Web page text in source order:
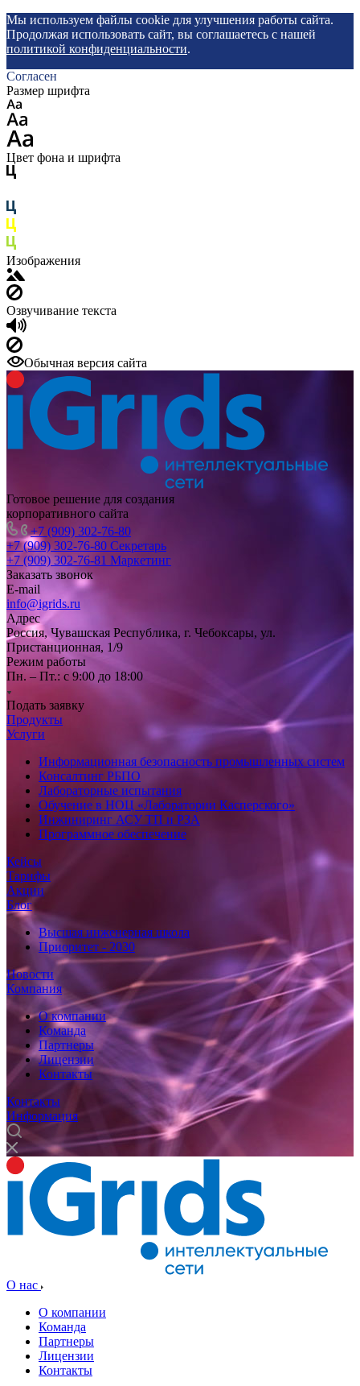
Мы используем файлы cookie для улучшения работы сайта.
Продолжая использовать сайт, вы соглашаетесь с нашей
политикой конфиденциальности.
Согласен
Размер шрифта
Цвет фона и шрифта
Изображения
Озвучивание текста
Обычная версия сайта
Готовое решение для создания
корпоративного сайта
+7 (909) 302-76-80
+7 (909) 302-76-80 Секретарь
+7 (909) 302-76-81 Маркетинг
Заказать звонок
E-mail
info@igrids.ru
Адрес
Россия, Чувашская Республика, г. Чебоксары, ул.
Пристанционная, 1/9
Режим работы
Пн. – Пт.: с 9:00 до 18:00
Подать заявку
Продукты
Услуги
Информационная безопасность промышленных систем
Консалтинг РБПО
Лабораторные испытания
Обучение в НОЦ «Лаборатории Касперского»
Инжиниринг АСУ ТП и РЗА
Программное обеспечение
Кейсы
Тарифы
Акции
Блог
Высшая инженерная школа
Приоритет - 2030
Новости
Компания
О компании
Команда
Партнеры
Лицензии
Контакты
Контакты
Информация
О нас
О компании
Команда
Партнеры
Лицензии
Контакты